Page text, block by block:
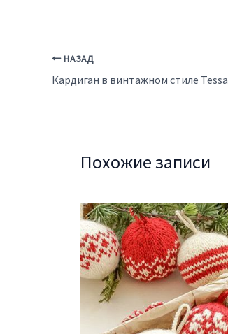
НАЗАД
Кардиган в винтажном стиле Tessa
Похожие записи